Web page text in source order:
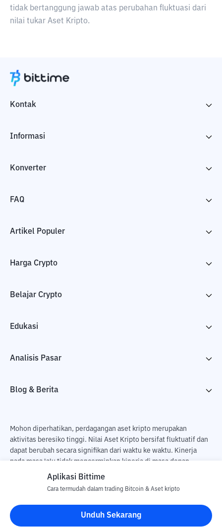
tidak bertanggung jawab atas perubahan fluktuasi dari
nilai tukar Aset Kripto.
Kontak
Informasi
Konverter
FAQ
Artikel Populer
Harga Crypto
Belajar Crypto
Edukasi
Analisis Pasar
Blog & Berita
Mohon diperhatikan, perdagangan aset kripto merupakan
aktivitas beresiko tinggi. Nilai Aset Kripto bersifat fluktuatif dan
dapat berubah secara signifikan dari waktu ke waktu. Kinerja
pada masa lalu tidak mencerminkan kinerja di masa depan.
Terdapat risiko kehilangan sebagai dampak dari membeli dan
pengguna. PT Utama Aset Digital Indonesia (Bittime) tidak
bertanggung jawab atas perubahan fluktuasi dari nilai tukar Aset
Kripto.
Aplikasi Bittime
Cara termudah dalam trading Bitcoin & Aset kripto
Unduh Sekarang